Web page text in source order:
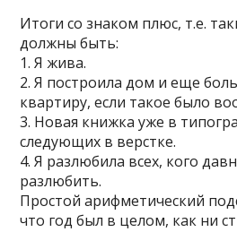
Итоги со знаком плюс, т.е.
должны быть:
1. Я жива.
2. Я построила дом и еще
квартиру, если такое было
3. Новая книжка уже в
следующих в верстке.
4. Я разлюбила всех, кого
разлюбить.
Простой арифметический
что год был в целом, как ни